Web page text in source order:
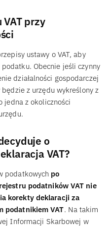
przy
ustawy o VAT, aby
Obecnie jeśli czynny
działalności gospodarczej
z urzędu wykreślony z
jedna z okoliczności
o
VAT?
podatkowych po
podatników VAT nie
korekty deklaracji za
podatnikiem VAT. Na takim
Informacji Skarbowej w